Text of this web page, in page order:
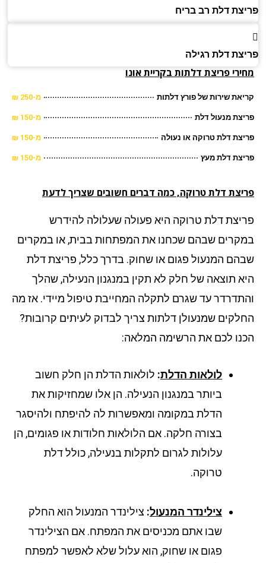
דלת רב בריח
דלת רגילה
פריצת דלתות בקריית אונו
שירות של פורץ דלתות מ-250 ₪
מנעול דלת מ-150 ₪
דלת טרוקה או נעולה מ-150 ₪
דלת מעץ מ-150 ₪
דלת טרוקה, כמה דברים חשובים שצריך לדעת
דלת טרוקה היא פעולה שעלולה להידרש
שבהם שכחנו את המפתחות בבית, או במקרים
המנעול פגום או שחוק. בדרך כלל, פריצת דלת
תוצאה של חלק לא תקין במנגנון הנעילה, שהלך
עד שגרם לתקלה המחייבת טיפול מיידי. אז מה
שמנעולן דלתות צריך לבדוק לעיתים קרובות?
לכם את הרשימה המלאה:
לולאות הדלת:לולאות הדלת הן חלק חשוב
ביותר במנגנון הנעילה. הן אלו שמחזיקות את
הדלת במקומה ומאפשרות לה להיפתח ולהיסגר
בצורה חלקה. אם הלולאות חלודות או פגומים, הן
עלולות לגרום לתקלות בנעילה, כולל דלת
טרוקה.
צילינדר המנעול:צילינדר המנעול הוא החלק
שבו אתם מכניסים את המפתח. אם הצילינדר
פגום או שחוק, הוא עלול שלא לאפשר למפתח